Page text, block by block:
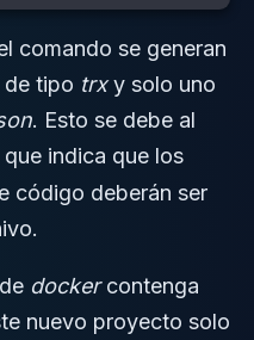
comando se generan
de tipo trxy solo uno
. Esto se debe al
que indica que los
código deberán ser
dockercontenga
nuevo proyecto solo